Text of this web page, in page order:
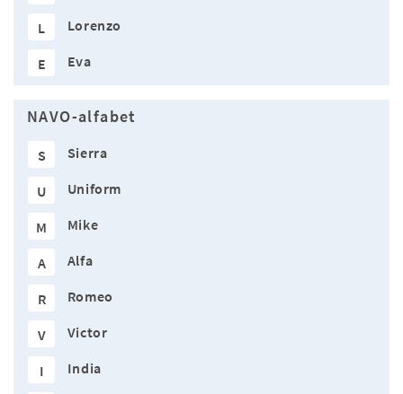
L
Lorenzo
E Eva
NAVO-alfabet
S Sierra
U Uniform
M Mike
A Alfa
R Romeo
V Victor
I India